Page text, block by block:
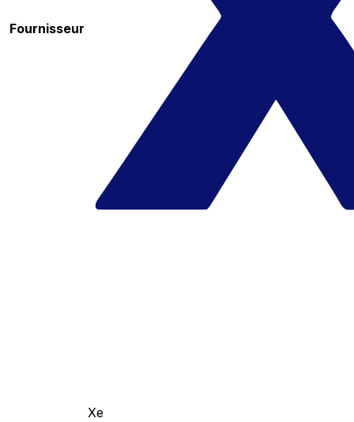
Fournisseur
Xe